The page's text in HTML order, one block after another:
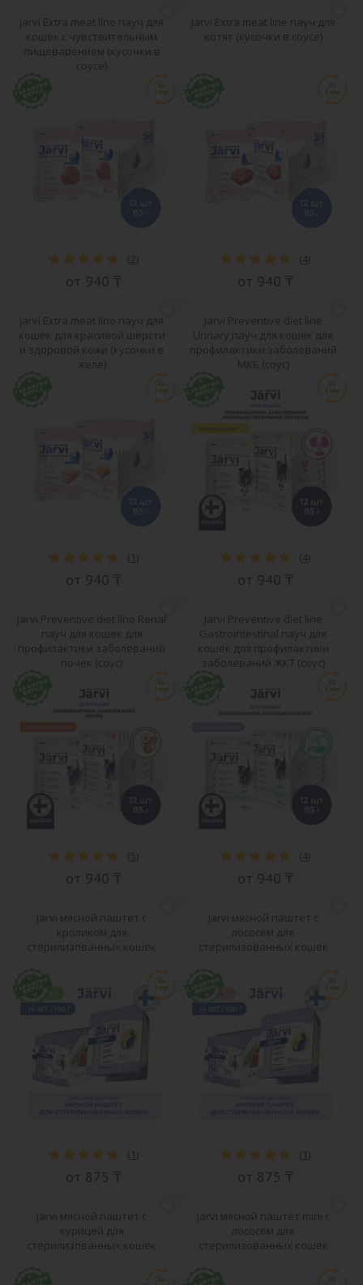
Jarvi Extra meat line пауч для
кошек с чувствительным
пищеварением (кусочки в
соусе)
(2)
от 940 ₸
Jarvi Extra meat line пауч для
котят (кусочки в соусе)
(4)
от 940 ₸
Jarvi Extra meat line пауч для
кошек для красивой шерсти
и здоровой кожи (кусочки в
желе)
( 1)
от 940 ₸
Jarvi Preventive diet line
Urinary пауч для кошек для
профилактики заболеваний
МКБ (соус)
(4)
от 940 ₸
Jarvi Preventive diet line Renal
пауч для кошек для
профилактики заболеваний
почек (соус)
(5)
от 940 ₸
Jarvi Preventive diet line
Gastrointestinal пауч для
кошек для профилактики
заболеваний ЖКТ (соус)
(4)
от 940 ₸
Jarvi мясной паштет с
кроликом для
стерилизованных кошек
( 1)
от 875 ₸
Jarvi мясной паштет с
лососем для
стерилизованных кошек
( 1)
от 875 ₸
Jarvi мясной паштет с
курицей для
стерилизованных кошек
Jarvi мясной паштет mini с
лососем для
стерилизованных кошек